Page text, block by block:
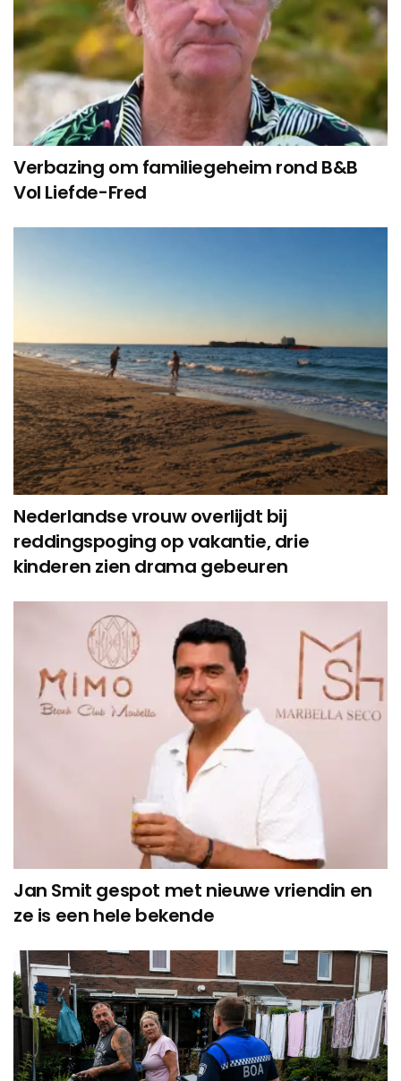
Verbazing om familiegeheim rond B&B
Vol Liefde-Fred
Nederlandse vrouw overlijdt bij
reddingspoging op vakantie, drie
kinderen zien drama gebeuren
Jan Smit gespot met nieuwe vriendin en
ze is een hele bekende